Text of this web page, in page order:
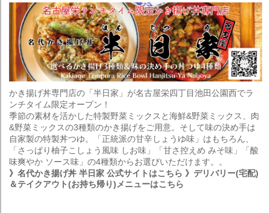
かき揚げ丼専門店の「半日家」が名古屋栄四丁目池田公園西でラ
ンチタイム限定オープン！
季節の素材を活かした特製野菜ミックスと海鮮&野菜ミックス、肉
&野菜ミックスの3種類のかき揚げをご用意。そして味の決め手は
自家製の特製丼つゆ。「正統派の甘辛しょうゆ味」はもちろん、
「さっぱり柚子こしょう風味 しお味」「甘さ控えめ みそ味」「酸
味爽やか ソース味」の4種類からお選びいただけます。。
》名代かき揚げ丼 半日家 公式サイトはこちら 》デリバリー(宅配)
＆テイクアウト(お持ち帰り)メニューはこちら